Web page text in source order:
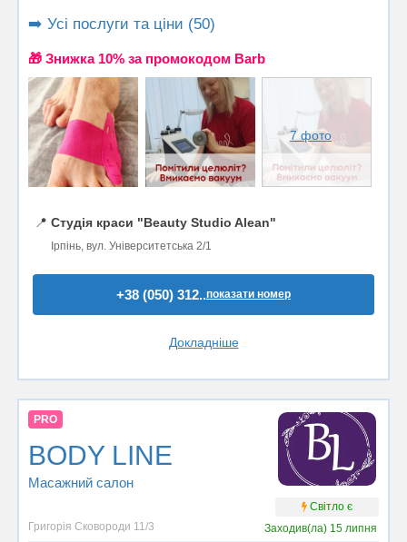
➡️ Усі послуги та ціни (50)
🎁 Знижка 10% за промокодом Barb
7 фото
📍 Студія краси "Beauty Studio Alean"
Ірпінь, вул. Університетська 2/1
+38 (050) 312..показати номер
Докладніше
PRO
BODY LINE
Масажний салон
Світло є
Григорія Сковороди 11/3
Заходив(ла) 15 липня